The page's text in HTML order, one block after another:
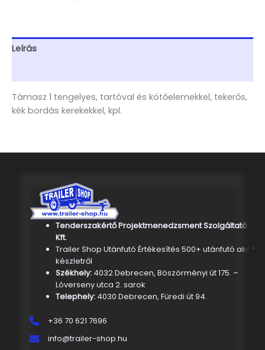
mennyiség
Leírás
Támasz 1 tengelyes, tartóval és kötőelemekkel, tekerős,
kék bordás kerekekkel, kpl.
Tenderszakértő Projektmenedzsment Szolgáltató
Kft.
Trailer Shop Utánfutó Értékesítés 500+ utánfutó akár
készletről
Székhely: 4032 Debrecen, Böszörményi út 175. –
Lóverseny utca 2. sarok
Telephely:4030 Debrecen, Füredi út 94.
+36 70 621 7696
info@trailer-shop.hu